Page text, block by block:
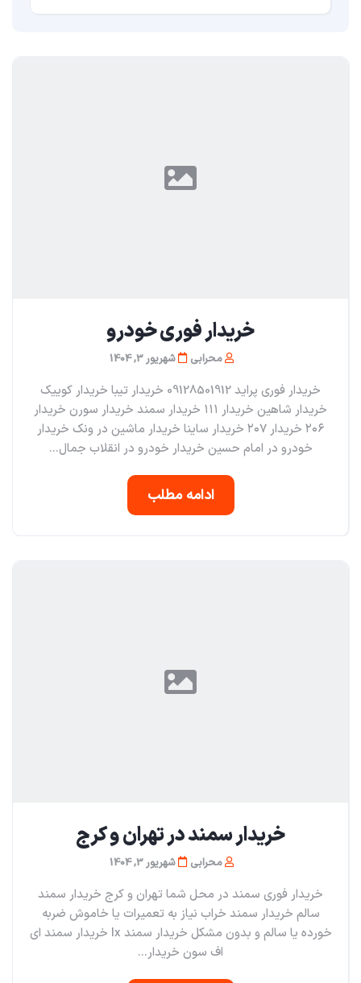
خریدار فوری خودرو
محرابی شهریور 3, 1404
خریدار فوری پراید 09128501912 خریدار تیبا خریدار کوییک
خریدار شاهین خریدار ۱۱۱ خریدار سمند خریدار سورن خریدار
۲۰۶ خریدار ۲۰۷ خریدار ساینا خریدار ماشین در ونک خریدار
خودرو در امام حسین خریدار خودرو در انقلاب جمال...
ادامه مطلب
خریدار سمند در تهران و کرج
محرابی شهریور 3, 1404
خریدار فوری سمند در محل شما تهران و کرج خریدار سمند
سالم خریدار سمند خراب نیاز به تعمیرات یا خاموش ضربه
خورده یا سالم و بدون مشکل خریدار سمند lx خریدار سمند ای
اف سون خریدار...